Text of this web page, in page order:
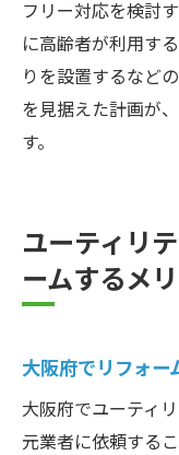
フリー対応を検討
に高齢者が利用す
りを設置するなど
を見据えた計画が
す。
ユーティリ
ームするメ
大阪府でリフォー
大阪府でユーティ
元業者に依頼する